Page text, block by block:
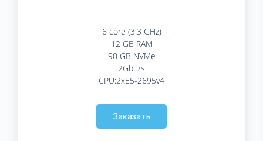
6 core (3.3 GHz)
12 GB RAM
90 GB NVMe
2Gbit/s
CPU:2xE5-2695v4
Заказать